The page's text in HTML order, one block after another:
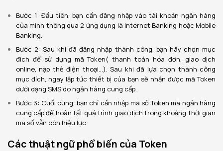
Bước 1: Đầu tiên, bạn cần đăng nhập vào tài khoản ngân hàng
của mình thông qua 2 ứng dụng là Internet Banking hoặc Mobile
Banking.
Bước 2: Sau khi đã đăng nhập thành công, bạn hãy chọn mục
đích để sử dụng mã Token( thanh toán hóa đơn, giao dịch
online, nạp thẻ điện thoại…).Sau khi đã lựa chọn thành công
mục đích, ngay lập tức thiết bị của bạn sẽ nhận được mã Token
dưới dạng SMS do ngân hàng cung cấp.
Bước 3: Cuối cùng, bạn chỉ cần nhập mã số Token mà ngân hàng
cung cấp để hoàn tất quá trình giao dịch trong khoảng thời gian
mã số vẫn còn hiệu lực.
Các thuật ngữ phổ biến của Token